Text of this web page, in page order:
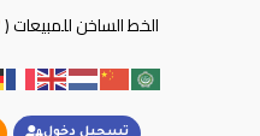
الخط الساخن للمبيعات (
تسجيل دخول